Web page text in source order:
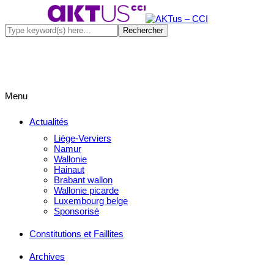
Menu
Actualités
Liège-Verviers
Namur
Wallonie
Hainaut
Brabant wallon
Wallonie picarde
Luxembourg belge
Sponsorisé
Constitutions et Faillites
Archives